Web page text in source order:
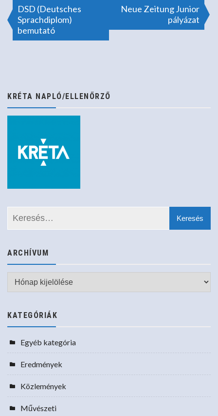
Bejegyzés
navigáció
DSD (Deutsches
Sprachdiplom)
bemutató
Neue Zeitung Junior
pályázat
KRÉTA NAPLÓ/ELLENŐRZŐ
ARCHÍVUM
Archívum
KATEGÓRIÁK
Egyéb kategória
Eredmények
Közlemények
Művészeti